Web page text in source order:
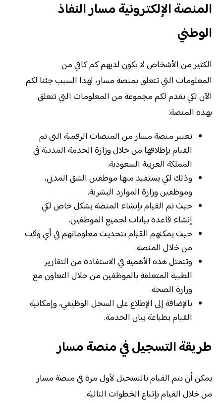
المنصة الإلكترونية مسار النفاذ
الوطني
الكثير من الأشخاص لا يكون لديهم كم كافي من
المعلومات التي تتعلق بمنصة مسار، لهذا السبب جئنا لكم
الآن لكي نقدم لكم مجموعة من المعلومات التي تتعلق
بهذه المنصة:
تعتبر منصة مسار من المنصات الرقمية التي تم
القيام بإطلاقها من خلال وزارة الخدمة المدنية في
المملكة العربية السعودية.
وذلك لكي يستفيد منها موظفين الشق المدني،
وموظفين وزارة الموارد البشرية.
حيث تم القيام بإنشاء المنصة بشكل خاص لكي
إنشاء قاعدة بيانات لجميع الموظفين.
حيث يمكنهم القيام بتحديث معلوماتهم في أي وقت
من خلال المنصة.
وتتمثل هذه الأهمية في الاستفادة من التقارير
الطبية المتعلقة بالموظفين من خلال التعاون مع
وزارة الصحة.
بالإضافة إلى الإطلاع على السجل الوظيفي، وإمكانية
القيام بطباعة بيان الخدمة.
طريقة التسجيل في منصة مسار
يمكن أن يتم القيام بالتسجيل لأول مرة في منصة مسار
من خلال القيام بإتباع الخطوات التالية: